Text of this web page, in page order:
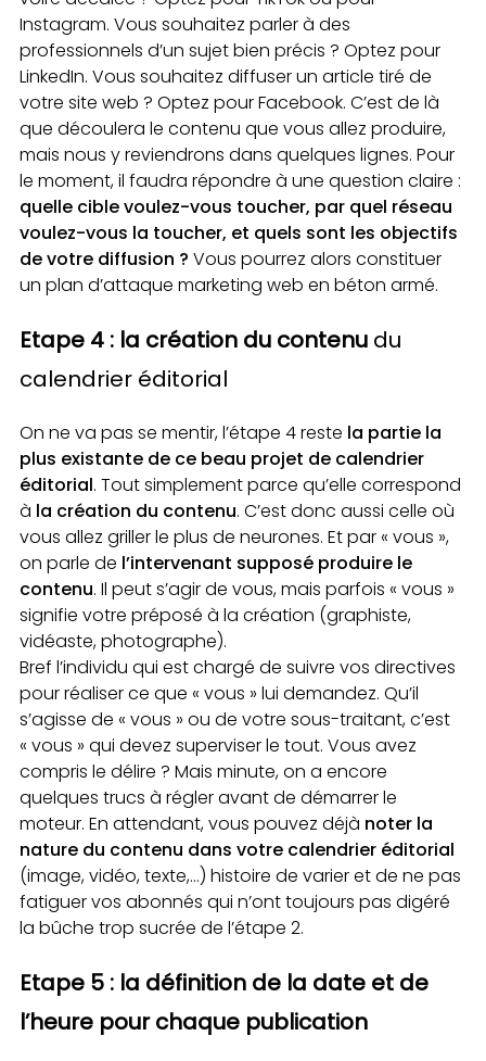
Instagram. Vous souhaitez parler à des
professionnels d’un sujet bien précis ? Optez pour
LinkedIn. Vous souhaitez diffuser un article tiré de
votre site web ? Optez pour Facebook. C’est de là
que découlera le contenu que vous allez produire,
mais nous y reviendrons dans quelques lignes. Pour
le moment, il faudra répondre à une question claire :
quelle cible voulez-vous toucher, par quel réseau
voulez-vous la toucher, et quels sont les objectifs
de votre diffusion ? Vous pourrez alors constituer
un plan d’attaque marketing web en béton armé.
Etape 4 : la création du contenu du
calendrier éditorial
On ne va pas se mentir, l’étape 4 reste la partie la
plus existante de ce beau projet de calendrier
éditorial. Tout simplement parce qu’elle correspond
à la création du contenu. C’est donc aussi celle où
vous allez griller le plus de neurones. Et par « vous »,
on parle de l’intervenant supposé produire le
contenu. Il peut s’agir de vous, mais parfois « vous »
signifie votre préposé à la création (graphiste,
vidéaste, photographe).
Bref l’individu qui est chargé de suivre vos directives
pour réaliser ce que « vous » lui demandez. Qu’il
s’agisse de « vous » ou de votre sous-traitant, c’est
« vous » qui devez superviser le tout. Vous avez
compris le délire ? Mais minute, on a encore
quelques trucs à régler avant de démarrer le
moteur. En attendant, vous pouvez déjà noter la
nature du contenu dans votre calendrier éditorial
(image, vidéo, texte,…) histoire de varier et de ne pas
fatiguer vos abonnés qui n’ont toujours pas digéré
la bûche trop sucrée de l’étape 2.
Etape 5 : la définition de la date et de
l’heure pour chaque publication